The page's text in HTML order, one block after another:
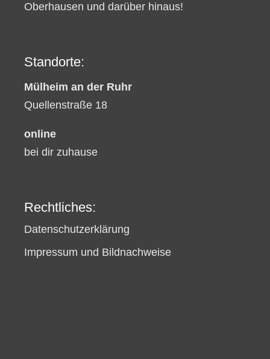
Oberhausen und darüber hinaus!
Standorte:
Mülheim an der Ruhr
Quellenstraße 18
online
bei dir zuhause
Rechtliches:
Datenschutzerklärung
Impressum und Bildnachweise